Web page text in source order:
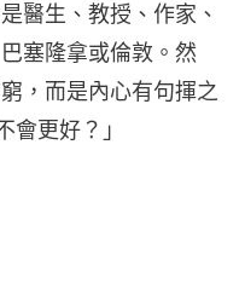
醫生、教授、作家、
塞隆拿或倫敦。然
，而是內心有句揮之
更好？」